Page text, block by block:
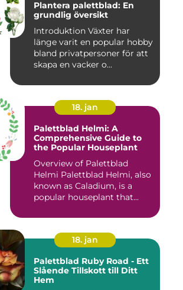
Plantera palettblad: En
grundlig översikt
Introduktion Växter har
länge varit en popular hobby
bland privatpersoner för att
skapa en vacker o...
18. jan
Palettblad Helmi: A
Comprehensive Guide to
the Popular Houseplant
Overview of Palettblad
Helmi Palettblad Helmi, also
known as Caladium, is a
popular houseplant that...
18. jan
Palettblad Ruby Road - Ett
Slående Tillskott till Ditt
Hem